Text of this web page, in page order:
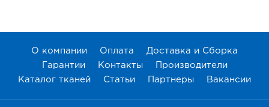
О компании Оплата
Доставка и Сборка
Гарантии
Контакты
Производители
Каталог тканей
Статьи Партнеры Вакансии